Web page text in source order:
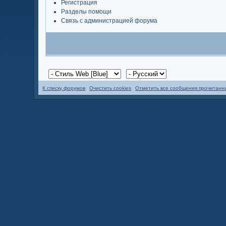
Регистрация
Разделы помощи
Связь с администрацией форума
К списку форумов Очистить cookies Отметить все сообщения